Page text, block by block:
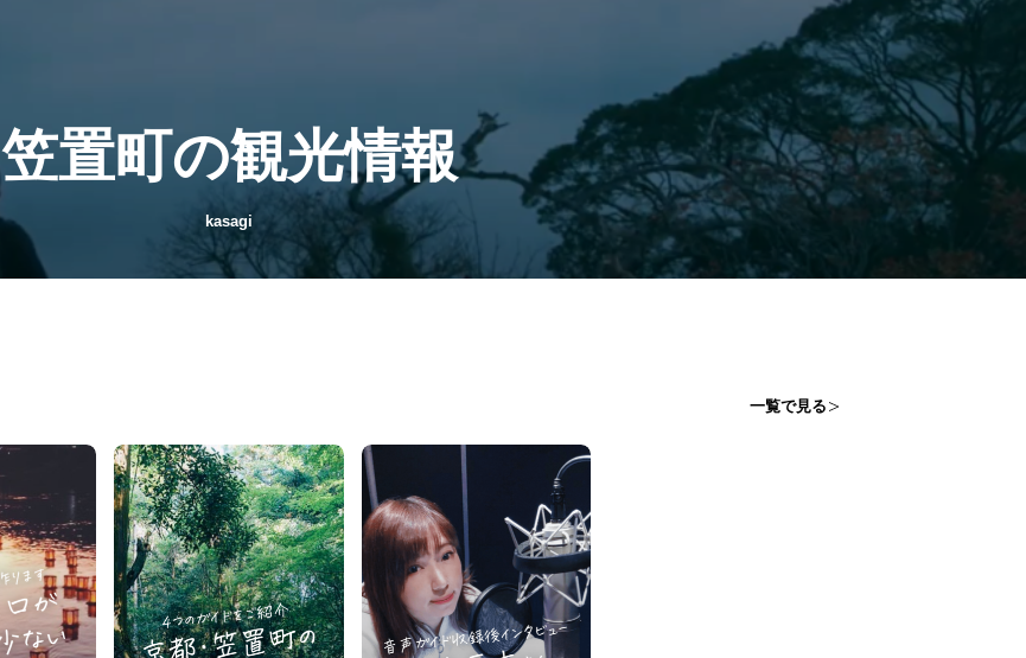
笠置町の観光情報
kasagi
一覧で見る